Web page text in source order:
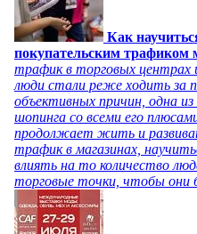
Как
покупательским трафиком
трафик в торговых центрах
люди стали реже ходить за
объективных причин, одна
шопинга со всеми его
продолжает жить и
трафик в магазинах,
влиять на то количество
торговые точки, чтобы они